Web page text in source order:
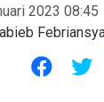
2023 08:45